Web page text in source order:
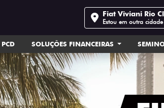
Fiat Viviani Rio
Estou em outra cidade
SOLUÇÕES FINANCEIRAS